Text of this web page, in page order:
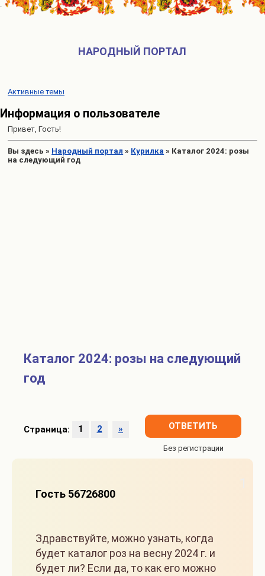
НАРОДНЫЙ ПОРТАЛ
Активные темы
Информация о пользователе
Привет, Гость!
Вы здесь » Народный портал » Курилка » Каталог 2024: розы
на следующий год
Каталог 2024: розы на следующий
год
Страница: 1 2 » ОТВЕТИТЬ
Гость 56726800
Здравствуйте, можно узнать, когда
будет каталог роз на весну 2024 г. и
будет ли? Если да, то как его можно